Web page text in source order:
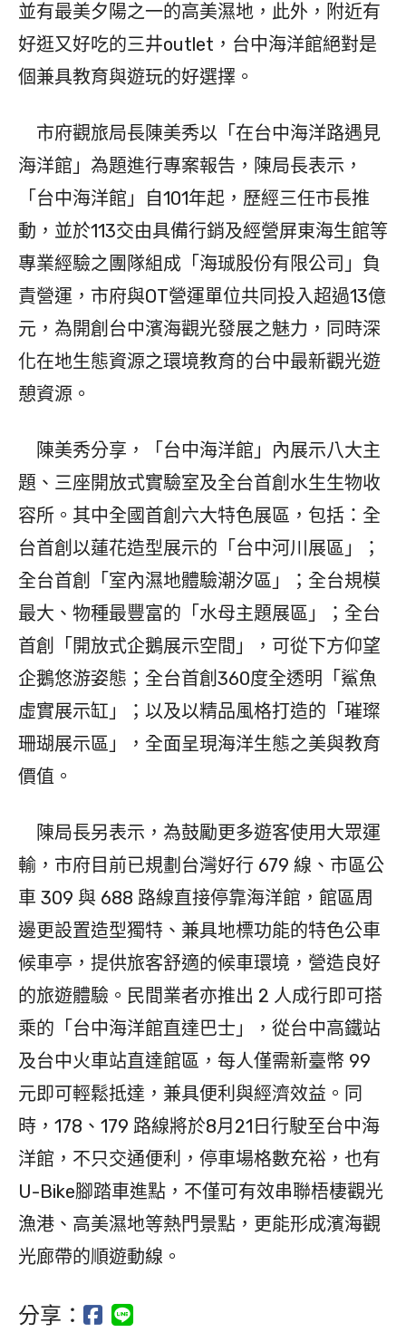
並有最美夕陽之一的高美濕地，此外，附近有
好逛又好吃的三井outlet，台中海洋館絕對是
個兼具教育與遊玩的好選擇。
市府觀旅局長陳美秀以「在台中海洋路遇見
海洋館」為題進行專案報告，陳局長表示，
「台中海洋館」自101年起，歷經三任市長推
動，並於113交由具備行銷及經營屏東海生館等
專業經驗之團隊組成「海珹股份有限公司」負
責營運，市府與OT營運單位共同投入超過13億
元，為開創台中濱海觀光發展之魅力，同時深
化在地生態資源之環境教育的台中最新觀光遊
憩資源。
陳美秀分享，「台中海洋館」內展示八大主
題、三座開放式實驗室及全台首創水生生物收
容所。其中全國首創六大特色展區，包括：全
台首創以蓮花造型展示的「台中河川展區」；
全台首創「室內濕地體驗潮汐區」；全台規模
最大、物種最豐富的「水母主題展區」；全台
首創「開放式企鵝展示空間」，可從下方仰望
企鵝悠游姿態；全台首創360度全透明「鯊魚
虛實展示缸」；以及以精品風格打造的「璀璨
珊瑚展示區」，全面呈現海洋生態之美與教育
價值。
陳局長另表示，為鼓勵更多遊客使用大眾運
輸，市府目前已規劃台灣好行 679 線、市區公
車 309 與 688 路線直接停靠海洋館，館區周
邊更設置造型獨特、兼具地標功能的特色公車
候車亭，提供旅客舒適的候車環境，營造良好
的旅遊體驗。民間業者亦推出 2 人成行即可搭
乘的「台中海洋館直達巴士」，從台中高鐵站
及台中火車站直達館區，每人僅需新臺幣 99
元即可輕鬆抵達，兼具便利與經濟效益。同
時，178、179 路線將於8月21日行駛至台中海
洋館，不只交通便利，停車場格數充裕，也有
U-Bike腳踏車進點，不僅可有效串聯梧棲觀光
漁港、高美濕地等熱門景點，更能形成濱海觀
光廊帶的順遊動線。
分享：